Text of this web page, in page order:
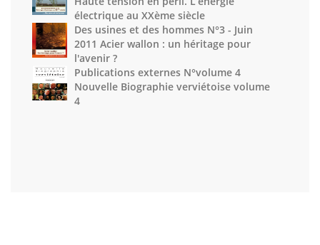
électrique au XXème siècle
Des usines et des hommes N°3 - Juin
2011 Acier wallon : un héritage pour
l'avenir ?
Publications externes N°volume 4
Nouvelle Biographie verviétoise volume
4